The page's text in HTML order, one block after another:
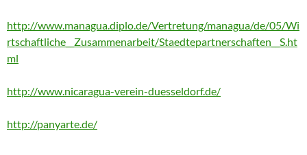
http://www.managua.diplo.de/Vertretung/managua/de/05/Wi
rtschaftliche__Zusammenarbeit/Staedtepartnerschaften__S.ht
ml
http://www.nicaragua-verein-duesseldorf.de/
http://panyarte.de/